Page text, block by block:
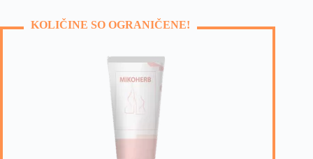
KOLIČINE SO OGRANIČENE!